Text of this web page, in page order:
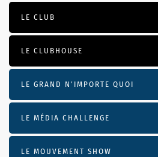
LE CLUB
LE CLUBHOUSE
LE GRAND N’IMPORTE QUOI
LE MÉDIA CHALLENGE
LE MOUVEMENT SHOW